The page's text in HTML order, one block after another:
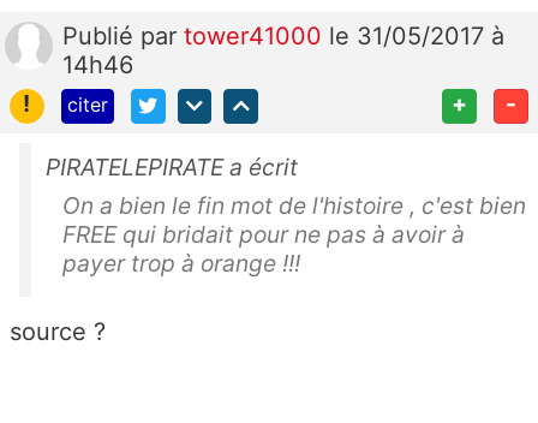
Publié par tower41000 le 31/05/2017 à
14h46
!
citer + -
PIRATELEPIRATE a écrit
On a bien le fin mot de l'histoire , c'est bien
FREE qui bridait pour ne pas à avoir à
payer trop à orange !!!
source ?